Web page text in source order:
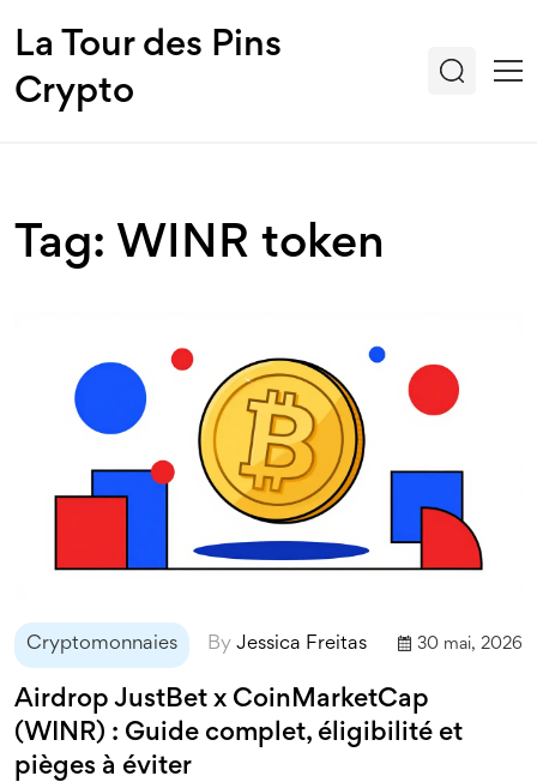
La Tour des Pins
Crypto
Tag: WINR token
Cryptomonnaies By Jessica Freitas 30 mai, 2026
Airdrop JustBet x CoinMarketCap
(WINR) : Guide complet, éligibilité et
pièges à éviter